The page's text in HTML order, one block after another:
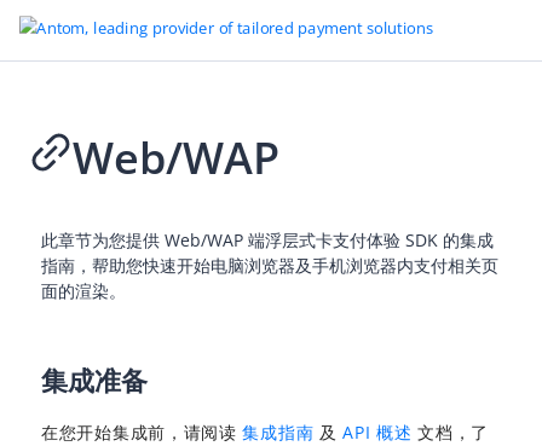
Go to Homepage
概述
APO 支付方式
支付
Checkout page 集成
Web/WAP
此章节为您提供 Web/WAP 端浮层式卡支付体验 SDK 的集成
指南，帮助您快速开始电脑浏览器及手机浏览器内支付相关页
面的渲染。
集成准备
在您开始集成前，请阅读集成指南 及API 概述 文档，了